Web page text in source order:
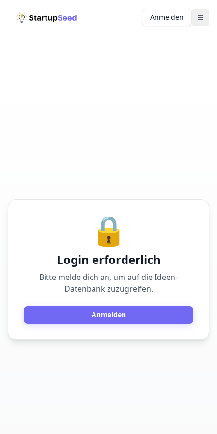
Anmelden
🔒
Login erforderlich
Bitte melde dich an, um auf die Ideen-
Datenbank zuzugreifen.
Anmelden